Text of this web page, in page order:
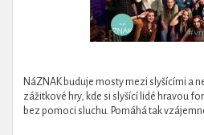
NáZNAK buduje mosty mezi slyšícími a
zážitkové hry, kde si slyšící lidé hravou
bez pomoci sluchu. Pomáhá tak